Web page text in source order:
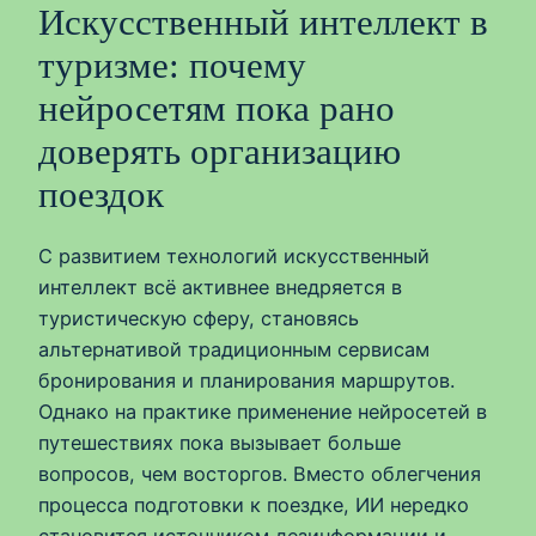
Искусственный интеллект в
туризме: почему
нейросетям пока рано
доверять организацию
поездок
С развитием технологий искусственный
интеллект всё активнее внедряется в
туристическую сферу, становясь
альтернативой традиционным сервисам
бронирования и планирования маршрутов.
Однако на практике применение нейросетей в
путешествиях пока вызывает больше
вопросов, чем восторгов. Вместо облегчения
процесса подготовки к поездке, ИИ нередко